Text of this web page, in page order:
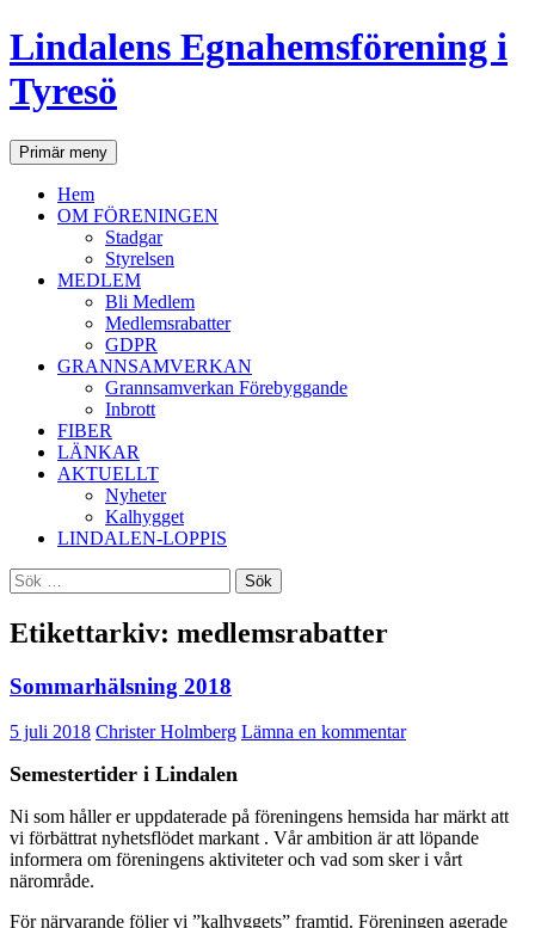
Lindalens Egnahemsförening i
Tyresö
SökPrimär meny Hoppa
till
Hem
OM FÖRENINGEN
Stadgar
Styrelsen
MEDLEM
Bli Medlem
Medlemsrabatter
GDPR
GRANNSAMVERKAN
Grannsamverkan Förebyggande
Inbrott
FIBER
LÄNKAR
AKTUELLT
Nyheter
Kalhygget
LINDALEN-LOPPIS
Sök
efter:
Etikettarkiv: medlemsrabatter
Sommarhälsning 2018
5 juli 2018 Christer Holmberg Lämna en kommentar
Semestertider i Lindalen
Ni som håller er uppdaterade på föreningens hemsida har märkt att
vi förbättrat nyhetsflödet markant . Vår ambition är att löpande
informera om föreningens aktiviteter och vad som sker i vårt
närområde.
För närvarande följer vi ”kalhyggets” framtid. Föreningen agerade